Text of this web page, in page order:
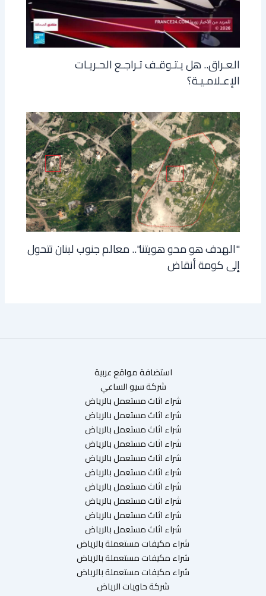
العـراق.. هل يـتـوقـف تـراجـع الحـريـات
الإعـلامـيـة؟
"الهدف هو محو هويتنا".. معالم جنوب لبنان تتحول
إلى كومة أنقاض
استضافة مواقع عربية
شركة سيو الساعي
شراء اثاث مستعمل بالرياض
شراء اثاث مستعمل بالرياض
شراء اثاث مستعمل بالرياض
شراء اثاث مستعمل بالرياض
شراء اثاث مستعمل بالرياض
شراء اثاث مستعمل بالرياض
شراء اثاث مستعمل بالرياض
شراء اثاث مستعمل بالرياض
شراء اثاث مستعمل بالرياض
شراء اثاث مستعمل بالرياض
شراء مكيفات مستعملة بالرياض
شراء مكيفات مستعملة بالرياض
شراء مكيفات مستعملة بالرياض
شركة حاويات الرياض